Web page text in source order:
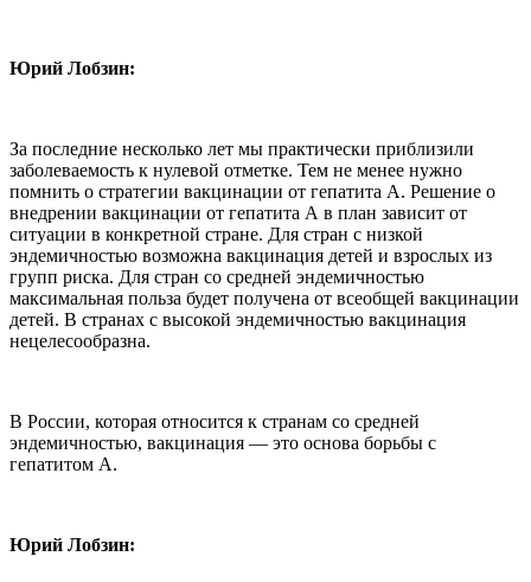
Юрий Лобзин:
За последние несколько лет мы практически приблизили
заболеваемость к нулевой отметке. Тем не менее нужно
помнить о стратегии вакцинации от гепатита А. Решение о
внедрении вакцинации от гепатита А в план зависит от
ситуации в конкретной стране. Для стран с низкой
эндемичностью возможна вакцинация детей и взрослых из
групп риска. Для стран со средней эндемичностью
максимальная польза будет получена от всеобщей вакцинации
детей. В странах с высокой эндемичностью вакцинация
нецелесообразна.
В России, которая относится к странам со средней
эндемичностью, вакцинация — это основа борьбы с
гепатитом А.
Юрий Лобзин: